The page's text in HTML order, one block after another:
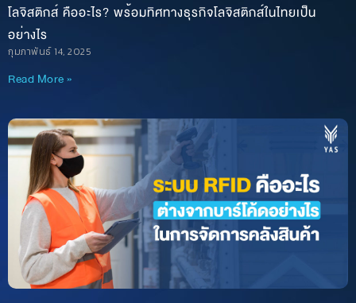
โลจิสติกส์ คืออะไร? พร้อมทิศทางธุรกิจโลจิสติกส์ในไทยเป็น
อย่างไร
กุมภาพันธ์ 14, 2025
Read More »